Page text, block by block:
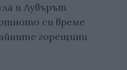
и Лувърът
си време
горещини